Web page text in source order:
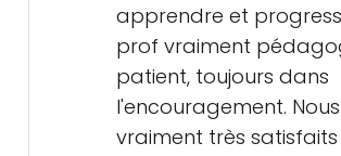
apprendre et
prof vraiment
patient, toujours dans
l'encouragement.
vraiment très satisfaits